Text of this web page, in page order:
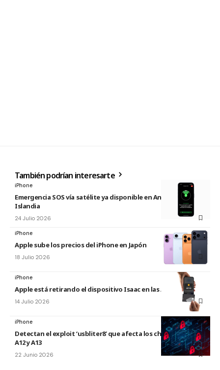
También podrían interesarte
iPhone
Emergencia SOS vía satélite ya disponible en Andorra e
Islandia
24 Julio 2026
iPhone
Apple sube los precios del iPhone en Japón
18 Julio 2026
iPhone
Apple está retirando el dispositivo Isaac en las Apple Store
14 Julio 2026
iPhone
Detectan el exploit ‘usbliter8’ que afecta los chips de Apple
A12 y A13
22 Junio 2026